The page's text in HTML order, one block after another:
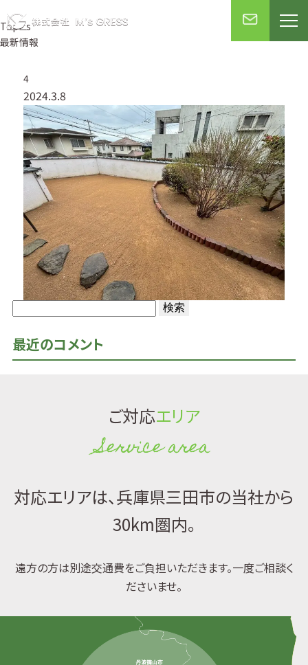
Topics
最新情報
最近のコメント
4
2024.3.8
ご対応エリア
Service area
対応エリアは、兵庫県三田市の当社から
30km圏内。
遠方の方は別途交通費をご負担いただきます。一度ご相談く
ださいませ。